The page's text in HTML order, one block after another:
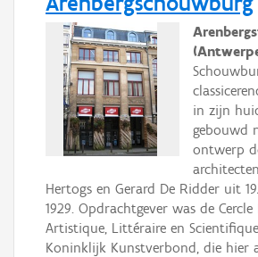
in zijn
gebouwd
ontwerp
Hertogs en Gerard De Ridder uit
1929. Opdrachtgever was de Cercle
Artistique, Littéraire en
Koninklijk Kunstverbond, die hier